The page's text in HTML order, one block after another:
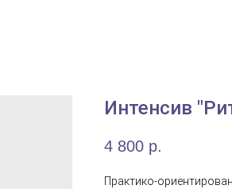
Интенсив
4 800 р.